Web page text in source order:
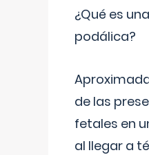
¿Qué es
podálica?
de las
fetales en
al llegar a